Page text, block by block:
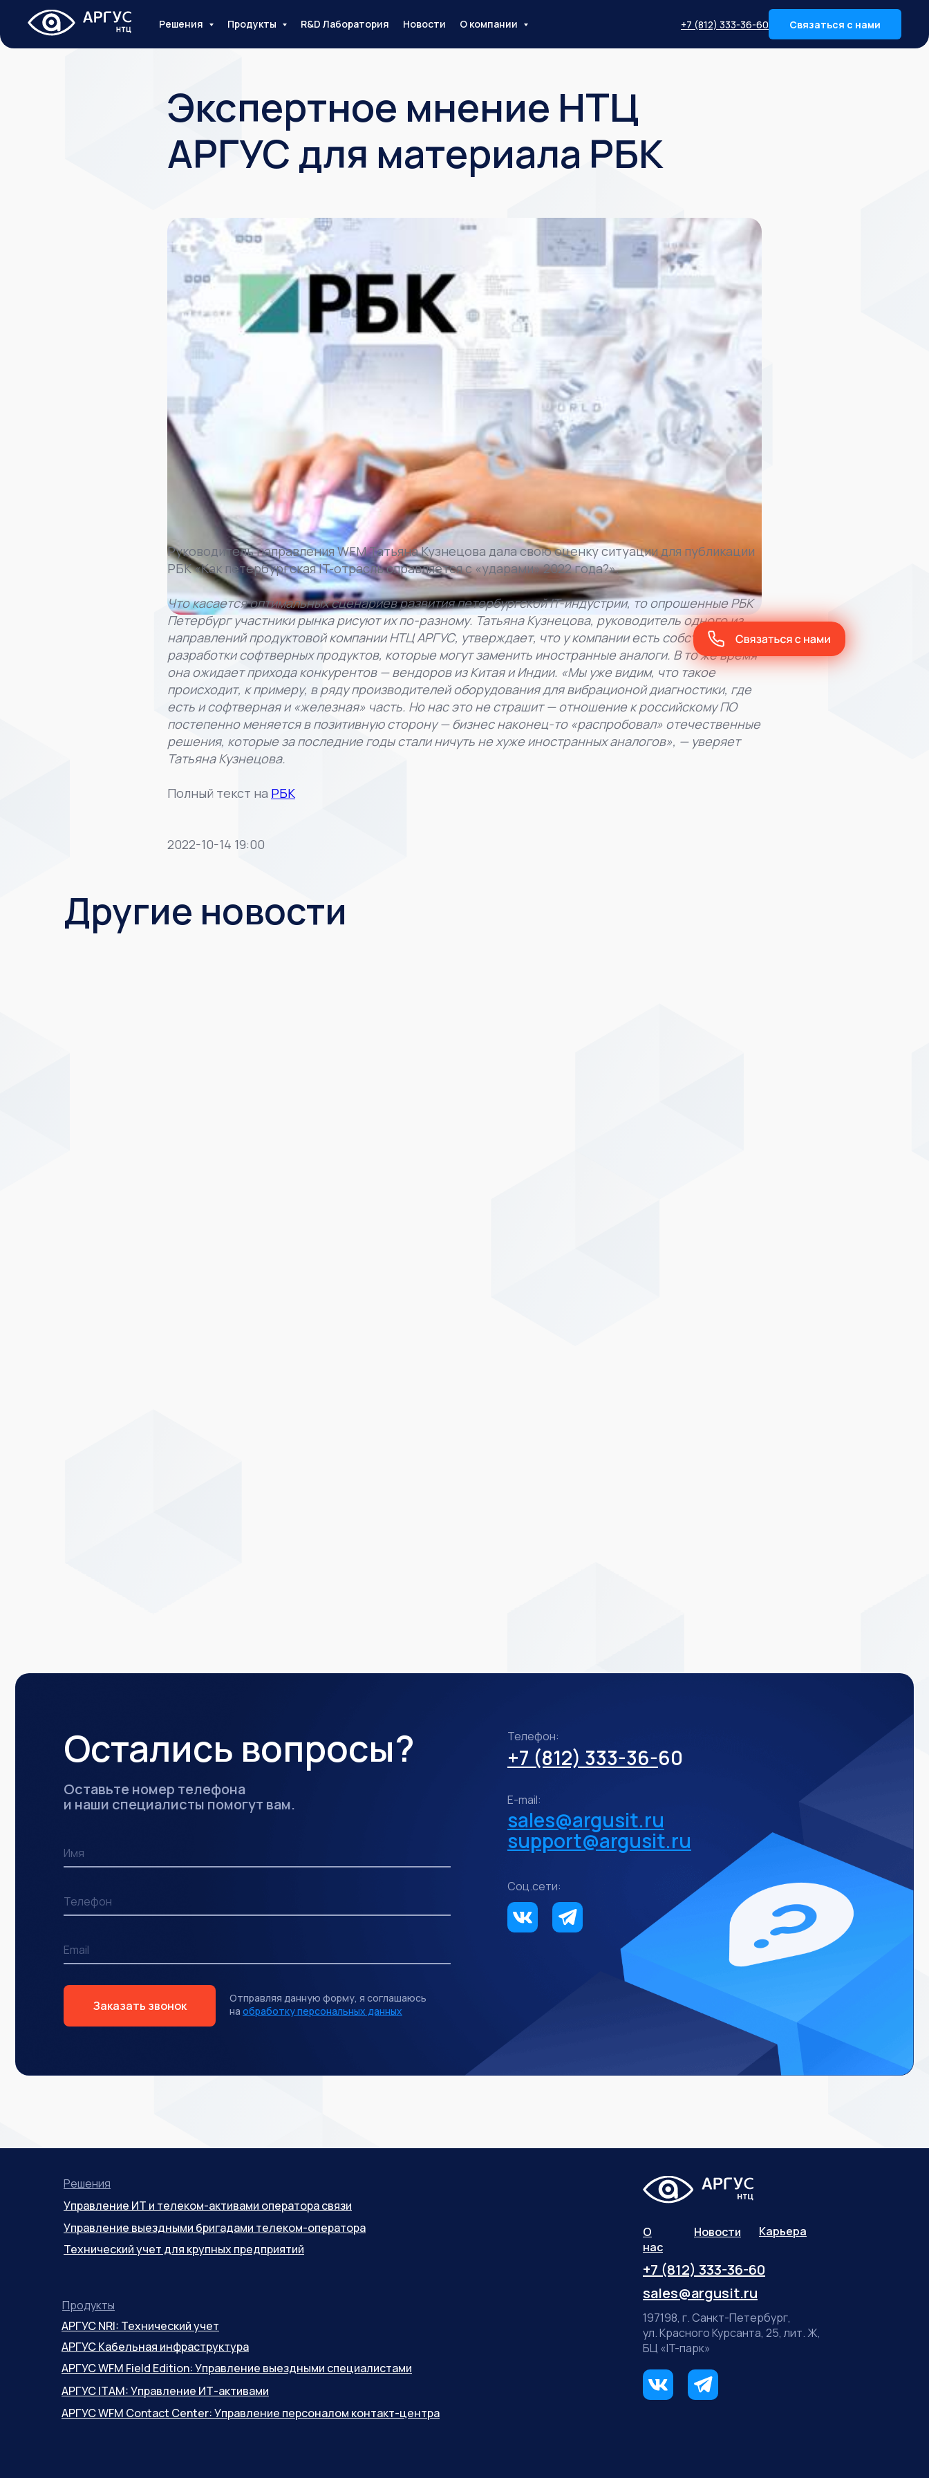
Решения Продукты R&D Лаборатория Новости О компании +7 (812) 333-36-60 Связаться с нами
Экспертное мнение НТЦ
АРГУС для материала РБК
Руководитель направления WFM Татьяна Кузнецова дала свою оценку ситуации для публикации
РБК «Как петербургская IT-отрасль справляется с «ударами» 2022 года?».
Что касается оптимальных сценариев развития петербургской IT-индустрии, то опрошенные РБК
Петербург участники рынка рисуют их по-разному. Татьяна Кузнецова, руководитель одного из
направлений продуктовой компании НТЦ АРГУС, утверждает, что у компании есть собственные
разработки софтверных продуктов, которые могут заменить иностранные аналоги. В то же время
она ожидает прихода конкурентов — вендоров из Китая и Индии. «Мы уже видим, что такое
происходит, к примеру, в ряду производителей оборудования для вибрационой диагностики, где
есть и софтверная и «железная» часть. Но нас это не страшит — отношение к российскому ПО
постепенно меняется в позитивную сторону — бизнес наконец-то «распробовал» отечественные
решения, которые за последние годы стали ничуть не хуже иностранных аналогов», — уверяет
Татьяна Кузнецова.
Полный текст на РБК
2022-10-14 19:00
Другие новости
Остались вопросы?
Оставьте номер телефона
и наши специалисты помогут вам.
Заказать звонок
+7 (812) 333-36-60
Телефон:
E-mail:
Соц.сети:
support@argusit.ru
sales@argusit.ru
Отправляя данную форму, я соглашаюсь
на обработку персональных данных
Решения
Продукты
Управление ИТ и телеком-активами оператора связи
О
нас
+7 (812) 333-36-60
sales@argusit.ru
Новости Карьера
197198, г. Санкт-Петербург,
ул. Красного Курсанта, 25, лит. Ж,
БЦ «IT-парк»
АРГУС WFM Field Edition: Управление выездными специалистами
Управление выездными бригадами телеком-оператора
АРГУС NRI: Технический учет
АРГУС WFM Contact Center: Управление персоналом контакт-центра
Технический учет для крупных предприятий
АРГУС Кабельная инфраструктура
АРГУС ITAM: Управление ИТ-активами